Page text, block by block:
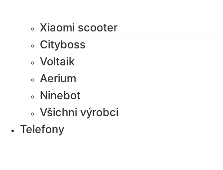
Xiaomi scooter
Cityboss
Voltaik
Aerium
Ninebot
Všichni výrobci
Telefony